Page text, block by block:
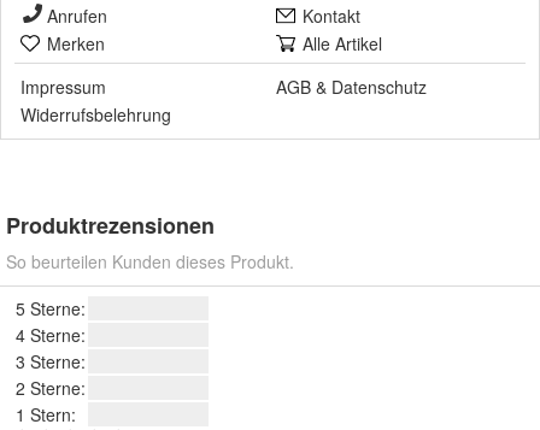
Anrufen
Kontakt
Merken
Alle Artikel
Impressum
AGB & Datenschutz
Widerrufsbelehrung
Produktrezensionen
So beurteilen Kunden dieses Produkt.
5 Sterne:
4 Sterne:
3 Sterne:
2 Sterne:
1 Stern: